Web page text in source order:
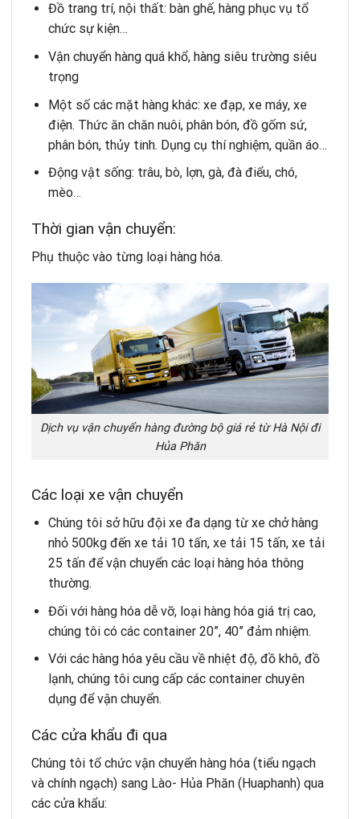
Đồ trang trí, nội thất: bàn ghế, hàng phục vụ tổ
chức sự kiện…
Vận chuyển hàng quá khổ, hàng siêu trường siêu
trọng
Một số các mặt hàng khác: xe đạp, xe máy, xe
điện. Thức ăn chăn nuôi, phân bón, đồ gốm sứ,
phân bón, thủy tinh. Dụng cụ thí nghiệm, quần áo…
Động vật sống: trâu, bò, lợn, gà, đà điểu, chó,
mèo…
Thời gian vận chuyển:
Phụ thuộc vào từng loại hàng hóa.
Dịch vụ vận chuyển hàng đường bộ giá rẻ từ Hà Nội đi
Hủa Phăn
Các loại xe vận chuyển
Chúng tôi sở hữu đội xe đa dạng từ xe chở hàng
nhỏ 500kg đến xe tải 10 tấn, xe tải 15 tấn, xe tải
25 tấn để vận chuyển các loại hàng hóa thông
thường.
Đối với hàng hóa dễ vỡ, loại hàng hóa giá trị cao,
chúng tôi có các container 20”, 40” đảm nhiệm.
Với các hàng hóa yêu cầu về nhiệt độ, đồ khô, đồ
lạnh, chúng tôi cung cấp các container chuyên
dụng để vận chuyển.
Các cửa khẩu đi qua
Chúng tôi tổ chức vận chuyển hàng hóa (tiểu ngạch
và chính ngạch) sang Lào- Hủa Phăn (Huaphanh) qua
các cửa khẩu: